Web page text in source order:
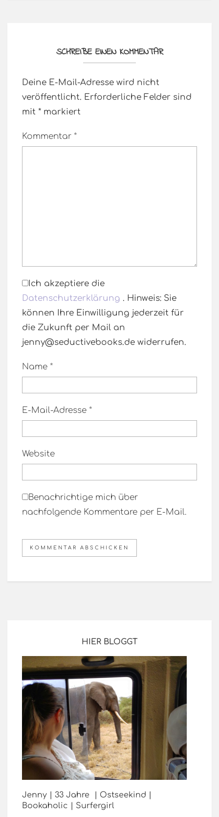
SCHREIBE EINEN KOMMENTAR
Deine E-Mail-Adresse wird nicht
veröffentlicht. Erforderliche Felder sind
mit * markiert
Kommentar *
Ich akzeptiere die
Datenschutzerklärung . Hinweis: Sie
können Ihre Einwilligung jederzeit für
die Zukunft per Mail an
jenny@seductivebooks.de widerrufen.
Name *
E-Mail-Adresse *
Website
Benachrichtige mich über
nachfolgende Kommentare per E-Mail.
HIER BLOGGT
Jenny | 33 Jahre | Ostseekind |
Bookaholic | Surfergirl